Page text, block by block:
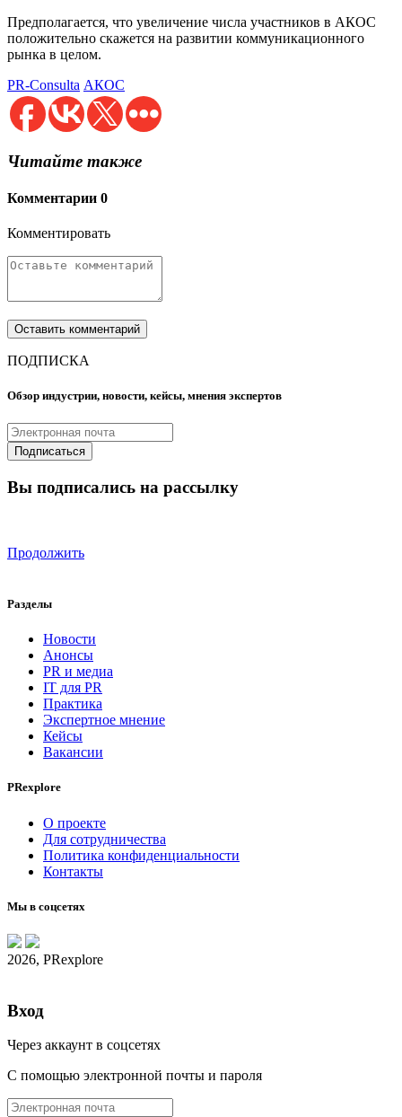
Предполагается, что увеличение числа участников в АКОС
положительно скажется на развитии коммуникационного
рынка в целом.
PR-Consulta АКОС
Читайте также
Комментарии 0
Комментировать
ПОДПИСКА
Обзор индустрии, новости, кейсы, мнения экспертов
Вы подписались на рассылку
Продолжить
Разделы
Новости
Анонсы
PR и медиа
IT для PR
Практика
Экспертное мнение
Кейсы
Вакансии
PRexplore
О проекте
Для сотрудничества
Политика конфиденциальности
Контакты
Мы в соцсетях
2026, PRexplore
Вход
Через аккаунт в соцсетях
С помощью электронной почты и пароля